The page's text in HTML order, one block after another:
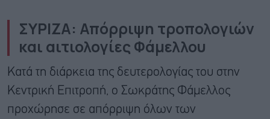
ΣΥΡΙΖΑ: Απόρριψη τροπολογιών
και αιτιολογίες Φάμελλου
Κατά τη διάρκεια της δευτερολογίας του στην
Κεντρική Επιτροπή, ο Σωκράτης Φάμελλος
προχώρησε σε απόρριψη όλων των